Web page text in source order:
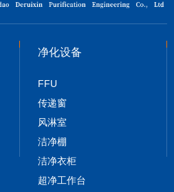
净化设备
FFU
传递窗
风淋室
洁净棚
洁净衣柜
超净工作台